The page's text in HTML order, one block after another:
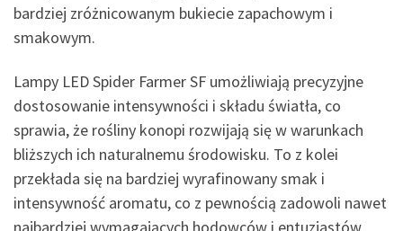
bardziej zróżnicowanym bukiecie zapachowym i
smakowym.
Lampy LED Spider Farmer SF umożliwiają precyzyjne
dostosowanie intensywności i składu światła, co
sprawia, że rośliny konopi rozwijają się w warunkach
bliższych ich naturalnemu środowisku. To z kolei
przekłada się na bardziej wyrafinowany smak i
intensywność aromatu, co z pewnością zadowoli nawet